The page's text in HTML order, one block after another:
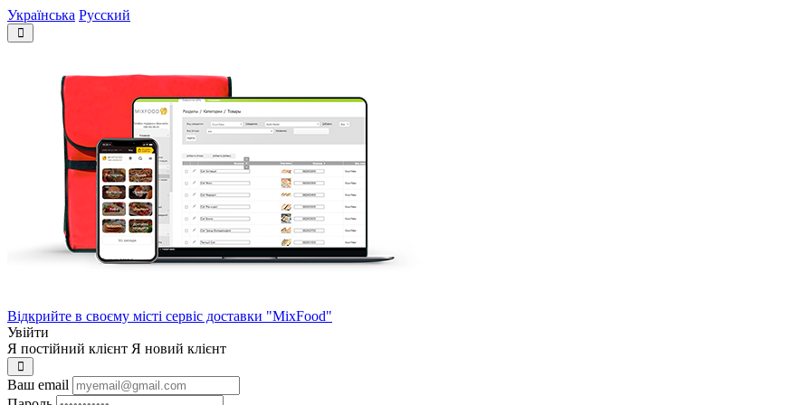
Українська Русский
Відкрийте в своєму місті сервіс доставки "MixFood"
Увійти
Я постійний клієнт Я новий клієнт
Ваш email